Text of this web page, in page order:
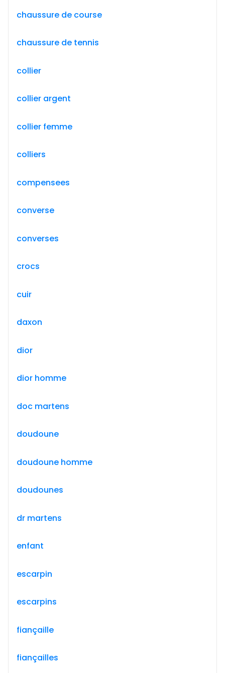
chaussure de course
chaussure de tennis
collier
collier argent
collier femme
colliers
compensees
converse
converses
crocs
cuir
daxon
dior
dior homme
doc martens
doudoune
doudoune homme
doudounes
dr martens
enfant
escarpin
escarpins
fiançaille
fiançailles